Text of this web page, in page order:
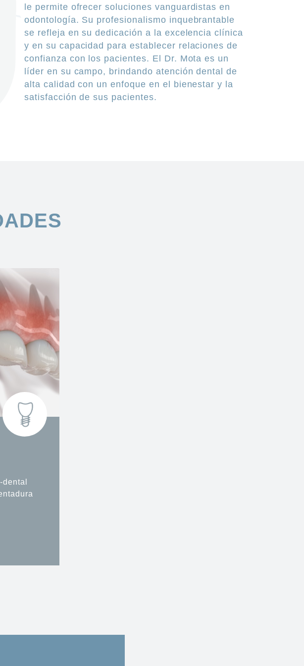
le permite ofrecer soluciones vanguardistas en
odontología. Su profesionalismo inquebrantable
se refleja en su dedicación a la excelencia clínica
y en su capacidad para establecer relaciones de
confianza con los pacientes. El Dr. Mota es un
líder en su campo, brindando atención dental de
alta calidad con un enfoque en el bienestar y la
satisfacción de sus pacientes.